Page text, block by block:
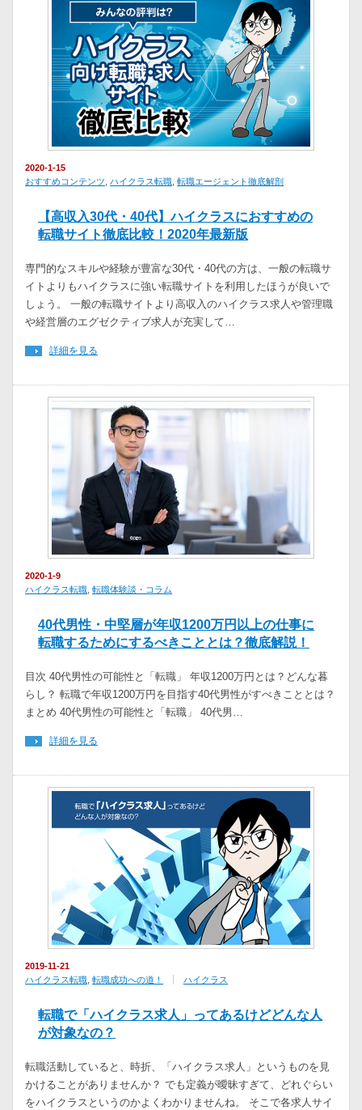
2020-1-15
おすすめコンテンツ ハイクラス転職 転職エージェント徹底解剖
【高収入30代・40代】ハイクラスにおすすめの
転職サイト徹底比較！2020年最新版
専門的なスキルや経験が豊富な30代・40代の方は、一般の転職サ
イトよりもハイクラスに強い転職サイトを利用したほうが良いで
しょう。 一般の転職サイトより高収入のハイクラス求人や管理職
や経営層のエグゼクティブ求人が充実して…
詳細を見る
2020-1-9
ハイクラス転職 転職体験談・コラム
40代男性・中堅層が年収1200万円以上の仕事に
転職するためにするべきこととは？徹底解説！
目次 40代男性の可能性と「転職」 年収1200万円とは？どんな暮
らし？ 転職で年収1200万円を目指す40代男性がすべきこととは？
まとめ 40代男性の可能性と「転職」 40代男…
詳細を見る
2019-11-21
ハイクラス転職 転職成功への道！ ハイクラス
転職で「ハイクラス求人」ってあるけどどんな人
が対象なの？
転職活動していると、時折、「ハイクラス求人」というものを見
かけることがありませんか？ でも定義が曖昧すぎて、どれぐらい
をハイクラスというのかよくわかりませんね。 そこで各求人サイ